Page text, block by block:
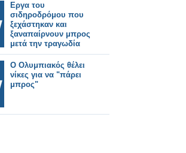
Εργα του
σιδηροδρόμου που
ξεχάστηκαν και
ξαναπαίρνουν μπρος
μετά την τραγωδία
Ο Ολυμπιακός θέλει
νίκες για να "πάρει
μπρος"